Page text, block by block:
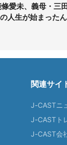
愛未、義母・三
人生が始まったん
関連サイ
J-CASTニ
J-CASTト
J-CAST会